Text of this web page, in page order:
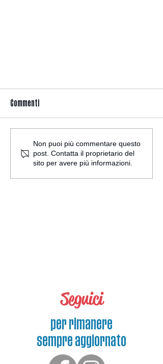
Commenti
Non puoi più commentare questo
post. Contatta il proprietario del
sito per avere più informazioni.
Seguici
per rimanere
sempre aggiornato